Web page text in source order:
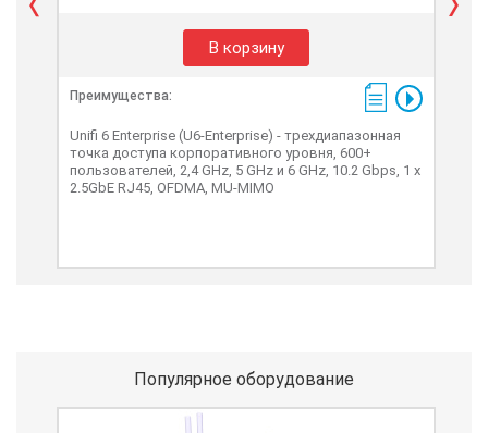
В корзину
Преимущества:
Unifi 6 Enterprise (U6-Enterprise) - трехдиапазонная
точка доступа корпоративного уровня, 600+
пользователей, 2,4 GHz, 5 GHz и 6 GHz, 10.2 Gbps, 1 х
2.5GbE RJ45, OFDMA, MU-MIMO
Популярное оборудование